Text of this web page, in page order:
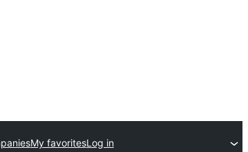
My favoritesLog in